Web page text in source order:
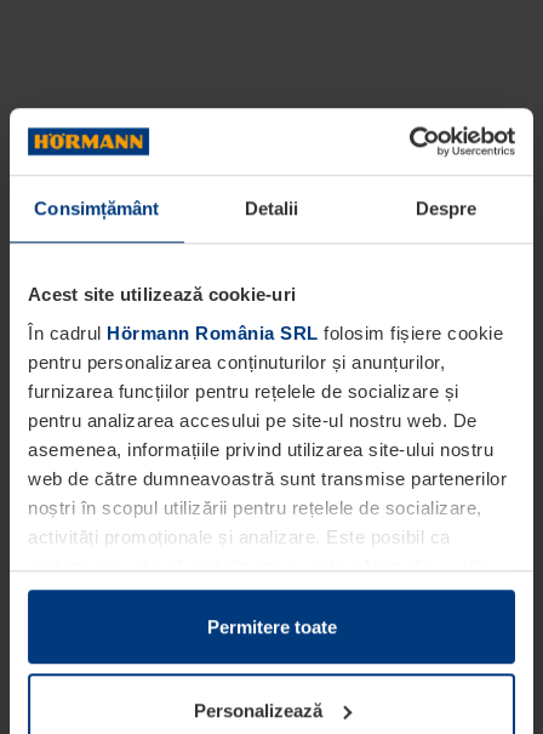
Consimțământ Detalii Despre
Acest site utilizează cookie-uri
În cadrul Hörmann România SRL folosim fișiere cookie
pentru personalizarea conținuturilor și anunțurilor,
furnizarea funcțiilor pentru rețelele de socializare și
pentru analizarea accesului pe site-ul nostru web. De
asemenea, informațiile privind utilizarea site-ului nostru
web de către dumneavoastră sunt transmise partenerilor
noștri în scopul utilizării pentru rețelele de socializare,
activități promoționale și analizare. Este posibil ca
partenerii noștri să sintetizeze aceste informații cu alte
date pe care dumneavoastră le-ați pus la dispoziția
acestora ori care au fost colectate în cadrul utilizării
Din punct de vedere legal, putem stoca fișiere cookie pe
dispozitivul dumneavoastră în cazul în care acestea sunt
Permitere toate
Personalizează